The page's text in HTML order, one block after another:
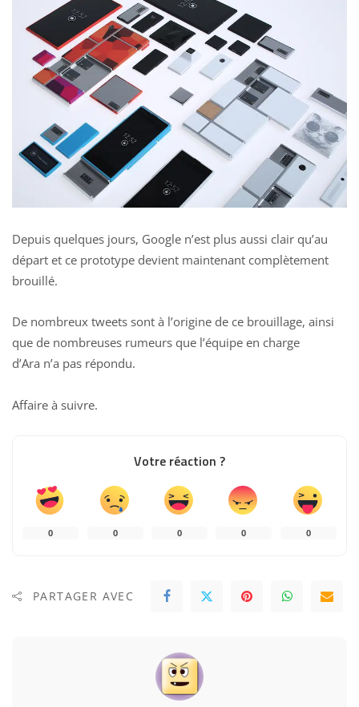
Depuis quelques jours, Google n’est plus aussi clair qu’au
départ et ce prototype devient maintenant complètement
brouillé.
De nombreux tweets sont à l’origine de ce brouillage, ainsi
que de nombreuses rumeurs que l’équipe en charge
d’Ara n’a pas répondu.
Affaire à suivre.
Votre réaction ?
0 0 0 0 0
PARTAGER AVEC